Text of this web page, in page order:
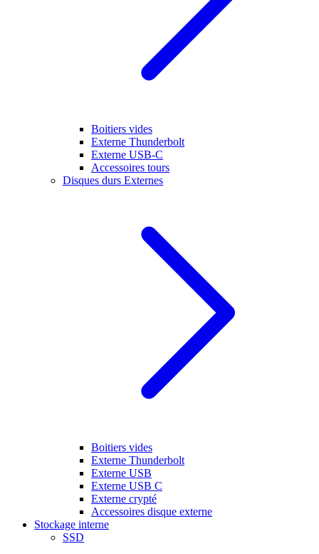
Boitiers vides
Externe Thunderbolt
Externe USB-C
Accessoires tours
Disques durs Externes
Boitiers vides
Externe Thunderbolt
Externe USB
Externe USB C
Externe crypté
Accessoires disque externe
Stockage interne
SSD